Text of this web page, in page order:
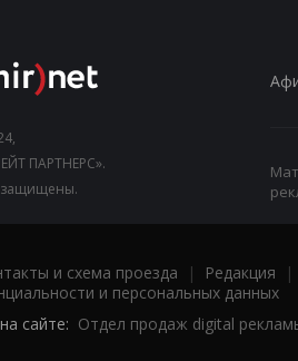
ПАРТНЕРС».
защищены.
и схема проезда | Редакция |
и персональных данных
сайте: Отдел продаж digital